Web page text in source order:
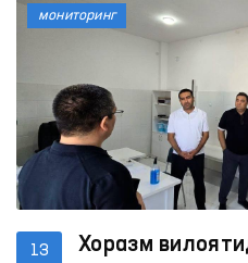
13
Хоразм
мониторинг